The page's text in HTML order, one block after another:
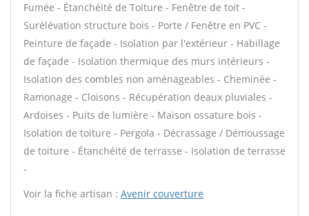
Fumée - Étanchéité de Toiture - Fenêtre de toit -
Surélévation structure bois - Porte / Fenêtre en PVC -
Peinture de façade - Isolation par l'extérieur - Habillage
de façade - Isolation thermique des murs intérieurs -
Isolation des combles non aménageables - Cheminée -
Ramonage - Cloisons - Récupération deaux pluviales -
Ardoises - Puits de lumière - Maison ossature bois -
Isolation de toiture - Pergola - Décrassage / Démoussage
de toiture - Étanchéité de terrasse - Isolation de terrasse
-
Voir la fiche artisan : Avenir couverture